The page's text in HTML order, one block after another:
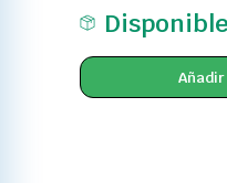
Disponible